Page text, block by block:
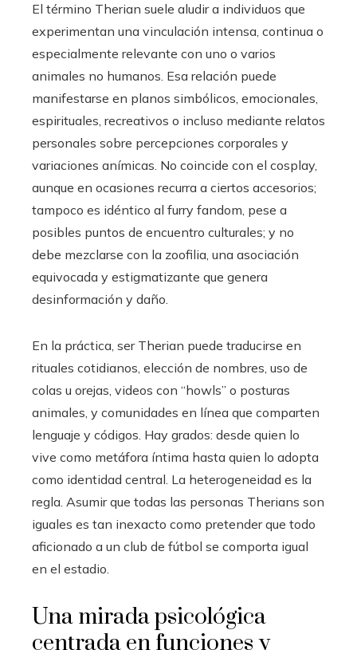
El término Therian suele aludir a individuos que
experimentan una vinculación intensa, continua o
especialmente relevante con uno o varios
animales no humanos. Esa relación puede
manifestarse en planos simbólicos, emocionales,
espirituales, recreativos o incluso mediante relatos
personales sobre percepciones corporales y
variaciones anímicas. No coincide con el cosplay,
aunque en ocasiones recurra a ciertos accesorios;
tampoco es idéntico al furry fandom, pese a
posibles puntos de encuentro culturales; y no
debe mezclarse con la zoofilia, una asociación
equivocada y estigmatizante que genera
desinformación y daño.
En la práctica, ser Therian puede traducirse en
rituales cotidianos, elección de nombres, uso de
colas u orejas, videos con “howls” o posturas
animales, y comunidades en línea que comparten
lenguaje y códigos. Hay grados: desde quien lo
vive como metáfora íntima hasta quien lo adopta
como identidad central. La heterogeneidad es la
regla. Asumir que todas las personas Therians son
iguales es tan inexacto como pretender que todo
aficionado a un club de fútbol se comporta igual
en el estadio.
Una mirada psicológica
centrada en funciones y